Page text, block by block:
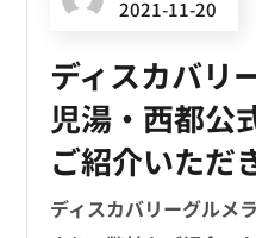
2021-11-20
ディスカバリ
児湯・西都公
ご紹介いただ
ディスカバリーグルメ